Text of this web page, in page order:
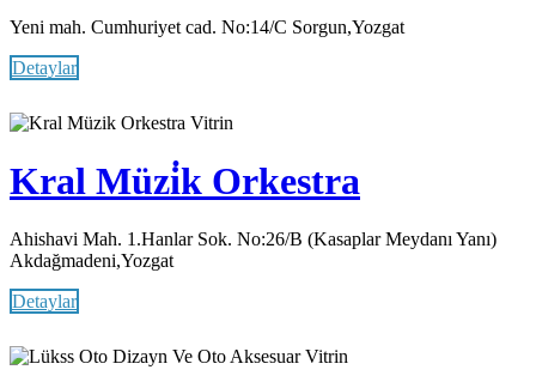
Yeni mah. Cumhuriyet cad. No:14/C Sorgun,Yozgat
Detaylar
Vitrin
Kral Müzi̇k Orkestra
Ahishavi Mah. 1.Hanlar Sok. No:26/B (Kasaplar Meydanı Yanı)
Akdağmadeni,Yozgat
Detaylar
Vitrin